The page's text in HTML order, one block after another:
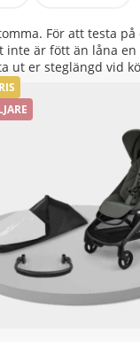
För att testa
är fött än låna
ut er steglängd vid
till att samla
vagn som är
Priset avspeglar
en trygg körning